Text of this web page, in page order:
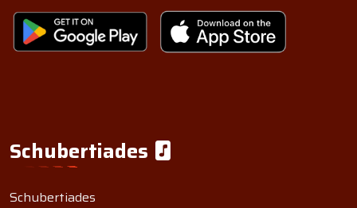
Schubertiades
Schubertiades